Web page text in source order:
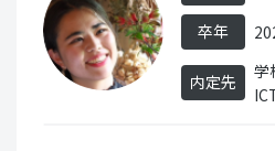
卒年
内定先
学